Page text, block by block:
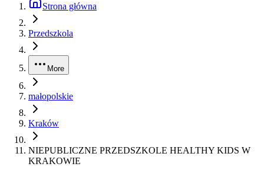
Strona główna
Przedszkola
More
małopolskie
Kraków
NIEPUBLICZNE PRZEDSZKOLE HEALTHY KIDS W
KRAKOWIE